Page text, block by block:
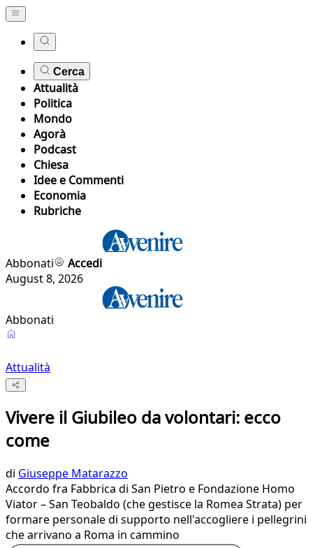
Cerca
Attualità
Politica
Mondo
Agorà
Podcast
Chiesa
Idee e Commenti
Economia
Rubriche
Abbonati
Accedi
August 8, 2026
Abbonati
Attualità
Vivere il Giubileo da volontari: ecco
come
di Giuseppe Matarazzo
Accordo fra Fabbrica di San Pietro e Fondazione Homo
Viator – San Teobaldo (che gestisce la Romea Strata) per
formare personale di supporto nell'accogliere i pellegrini
che arrivano a Roma in cammino